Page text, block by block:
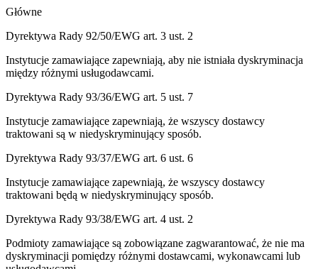
Główne
Dyrektywa Rady 92/50/EWG art. 3 ust. 2
Instytucje zamawiające zapewniają, aby nie istniała dyskryminacja
między różnymi usługodawcami.
Dyrektywa Rady 93/36/EWG art. 5 ust. 7
Instytucje zamawiające zapewniają, że wszyscy dostawcy
traktowani są w niedyskryminujący sposób.
Dyrektywa Rady 93/37/EWG art. 6 ust. 6
Instytucje zamawiające zapewniają, że wszyscy dostawcy
traktowani będą w niedyskryminujący sposób.
Dyrektywa Rady 93/38/EWG art. 4 ust. 2
Podmioty zamawiające są zobowiązane zagwarantować, że nie ma
dyskryminacji pomiędzy różnymi dostawcami, wykonawcami lub